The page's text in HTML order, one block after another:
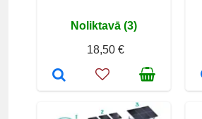
Noliktavā (3)
18,50 €